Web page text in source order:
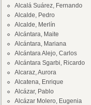
Alcalá Suárez, Fernando
Alcalde, Pedro
Alcalde, Merlín
Alcántara, Maite
Alcántara, Mariana
Alcántara Alejo, Carlos
Alcántara Sgarbi, Ricardo
Alcaraz, Aurora
Alcatena, Enrique
Alcázar, Pablo
Alcázar Molero, Eugenia